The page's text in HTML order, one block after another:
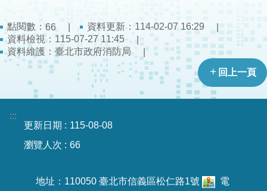
區
民
力
園
地
政
府
點閱數： 66
資料更新：114-02-07 16:29
資料檢視：115-07-27 11:45
資料維護：臺北市政府消防局
回上一頁
:::
更新日期
115-08-08
瀏覽人次
66
地址：110050 臺北市信義區松仁路1號 電